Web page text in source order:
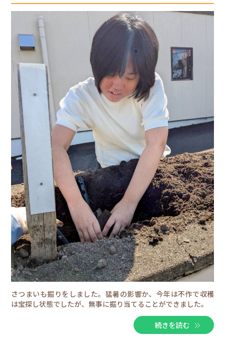
さつまいも掘りをしました。猛暑の影響か、今年は不作で収穫
は宝探し状態でしたが、無事に掘り当てることができました。
続きを読む